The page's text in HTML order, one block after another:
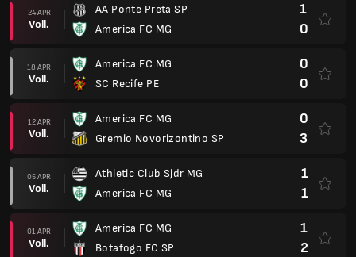
24 APR
Voll.
AA Ponte Preta SP
America FC MG
1
0
18 APR
Voll.
America FC MG
SC Recife PE
0
0
12 APR
Voll.
America FC MG
Gremio Novorizontino SP
0
3
05 APR
Voll.
Athletic Club Sjdr MG
America FC MG
1
1
01 APR
Voll.
America FC MG
Botafogo FC SP
1
2